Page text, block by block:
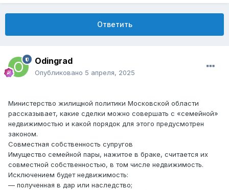
Ответить
Odingrad
Опубликовано 5 апреля, 2025
Министерство жилищной политики Московской области
рассказывает, какие сделки можно совершать с «семейной»
недвижимостью и какой порядок для этого предусмотрен
законом.
Совместная собственность супругов
Имущество семейной пары, нажитое в браке, считается их
совместной собственностью, в том числе недвижимость.
Исключением будет недвижимость:
— полученная в дар или наследство;